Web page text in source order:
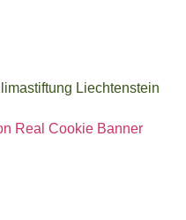
Liechtenstein
Real Cookie Banner